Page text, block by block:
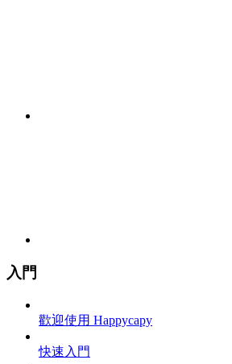
入門
歡迎使用 Happycapy
快速入門